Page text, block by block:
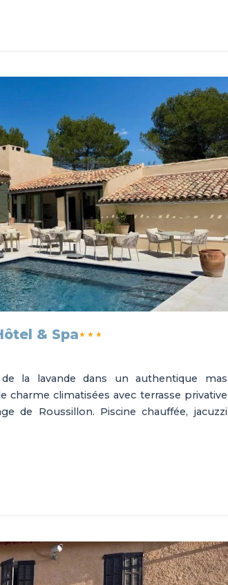
& Spa★★★
la lavande dans un authentique mas
charme climatisées avec terrasse privative
de Roussillon. Piscine chauffée, jacuzzi